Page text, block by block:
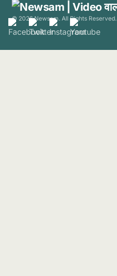
© 2026 Newsam. All Rights Reserved.